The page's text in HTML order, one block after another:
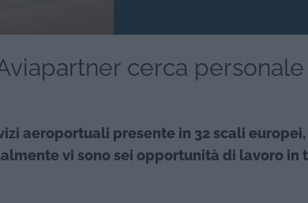
cerca
aeroportuali presente in 32 scali
vi sono sei opportunità di lavoro in